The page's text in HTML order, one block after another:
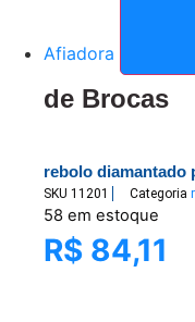
Afiadora
de Brocas
rebolo diamantado
SKU 11201 Categoria
58 em estoque
R$ 84,11